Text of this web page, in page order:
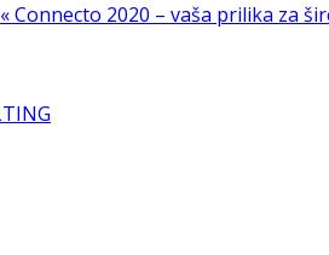
« Connecto 2020 – vaša prilika za